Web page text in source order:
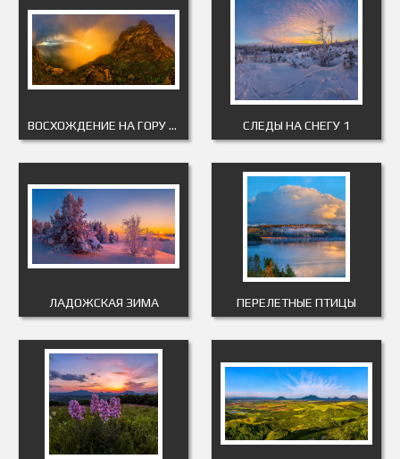
ВОСХОЖДЕНИЕ НА ГОРУ ЗМЕЙКА СЛЕДЫ НА СНЕГУ 1
ЛАДОЖСКАЯ ЗИМА ПЕРЕЛЕТНЫЕ ПТИЦЫ